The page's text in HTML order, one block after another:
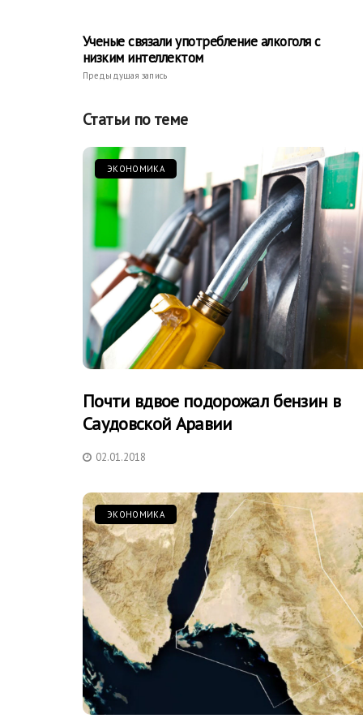
Ученые связали употребление алкоголя с
низким интеллектом
Предыдущая запись
Статьи по теме
ЭКОНОМИКА
Почти вдвое подорожал бензин в
Саудовской Аравии
02.01.2018
ЭКОНОМИКА